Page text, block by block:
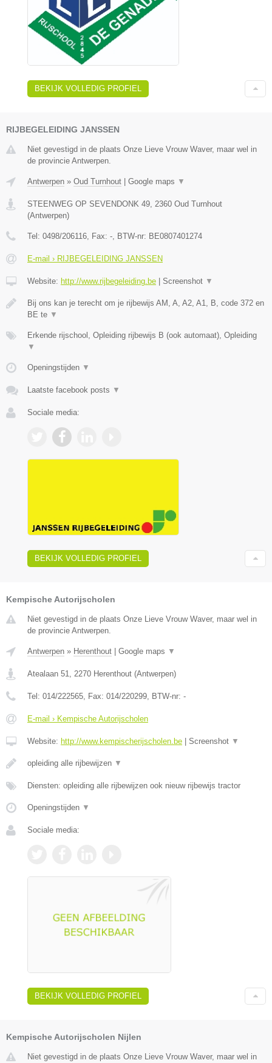
BEKIJK VOLLEDIG PROFIEL
RIJBEGELEIDING JANSSEN
Niet gevestigd in de plaats Onze Lieve Vrouw Waver, maar wel in
de provincie Antwerpen.
Antwerpen » Oud Turnhout Google maps ▼
STEENWEG OP SEVENDONK 49, 2360 Oud Turnhout
(Antwerpen)
Tel: 0498/206116, Fax: -, BTW-nr: BE0807401274
E-mail › RIJBEGELEIDING JANSSEN
Website: http://www.rijbegeleiding.be Screenshot ▼
Bij ons kan je terecht om je rijbewijs AM, A, A2, A1, B, code 372 en
BE te ▼
Erkende rijschool, Opleiding rijbewijs B (ook automaat), Opleiding
▼
Openingstijden ▼
Laatste facebook posts ▼
Sociale media:
BEKIJK VOLLEDIG PROFIEL
Kempische Autorijscholen
Niet gevestigd in de plaats Onze Lieve Vrouw Waver, maar wel in
de provincie Antwerpen.
Antwerpen » Herenthout Google maps ▼
Atealaan 51, 2270 Herenthout (Antwerpen)
Tel: 014/222565, Fax: 014/220299, BTW-nr: -
E-mail › Kempische Autorijscholen
Website: http://www.kempischerijscholen.be Screenshot ▼
opleiding alle rijbewijzen ▼
Diensten: opleiding alle rijbewijzen ook nieuw rijbewijs tractor
Openingstijden ▼
Sociale media:
BEKIJK VOLLEDIG PROFIEL
Kempische Autorijscholen Nijlen
Niet gevestigd in de plaats Onze Lieve Vrouw Waver, maar wel in